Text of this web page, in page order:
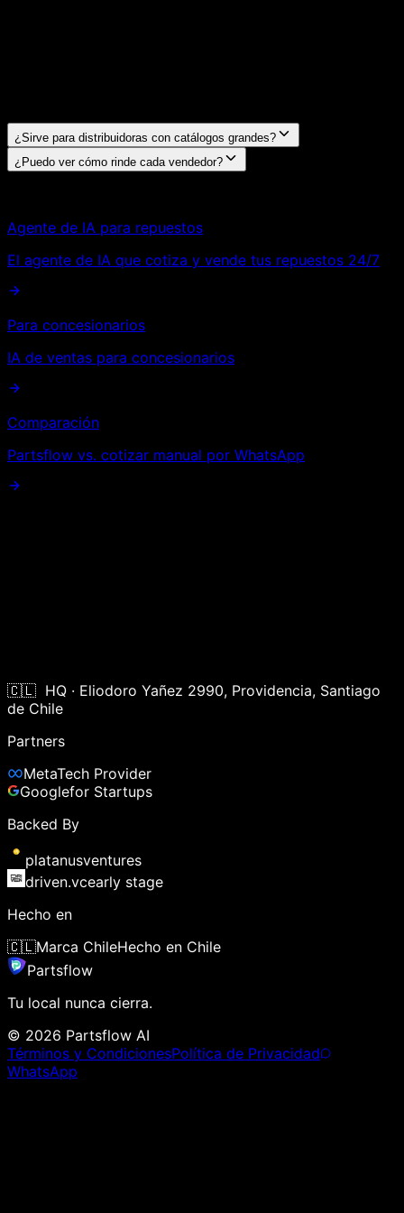
¿Sirve para distribuidoras con catálogos grandes?
¿Puedo ver cómo rinde cada vendedor?
Agente de IA para repuestos
El agente de IA que cotiza y vende tus repuestos 24/7
Para concesionarios
IA de ventas para concesionarios
Comparación
Partsflow vs. cotizar manual por WhatsApp
🇨🇱 HQ · Eliodoro Yañez 2990, Providencia, Santiago
de Chile
Partners
MetaTech Provider
Googlefor Startups
Backed By
platanusventures
driven.vcearly stage
Hecho en
🇨🇱Marca ChileHecho en Chile
Partsflow
Tu local nunca cierra.
© 2026 Partsflow AI
Términos y CondicionesPolítica de Privacidad
WhatsApp